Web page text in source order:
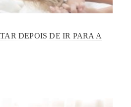
DEPOIS DE IR PARA A